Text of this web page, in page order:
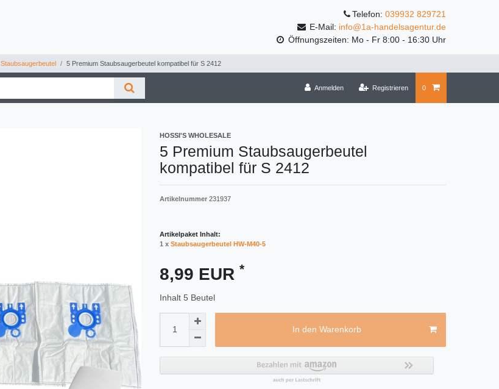
Telefon: 039932 829721
E-Mail: info@1a-handelsagentur.de
Öffnungszeiten: Mo - Fr 8:00 - 16:30 Uhr
Staubsaugerbeutel 5 Premium Staubsaugerbeutel kompatibel für S 2412
Anmelden Registrieren 0
HOSSI'S WHOLESALE
5 Premium Staubsaugerbeutel
kompatibel für S 2412
Artikelnummer 231937
Artikelpaket Inhalt:
1 x Staubsaugerbeutel HW-M40-5
8,99 EUR *
Inhalt 5 Beutel
In den Warenkorb